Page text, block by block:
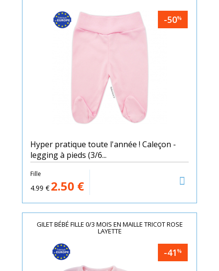
-50%
Hyper pratique toute l'année ! Caleçon -
legging à pieds (3/6...
Fille
4.99 € 2.50 €
GILET BÉBÉ FILLE 0/3 MOIS EN MAILLE TRICOT ROSE
LAYETTE
-41%